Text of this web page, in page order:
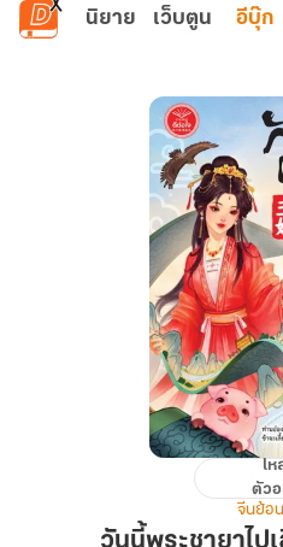
ข้ามไปยังเนื้อหาหลัก
นิยาย เว็บตูน อีบุ๊ก
พระ
โห
ตัว
จีนย้อ